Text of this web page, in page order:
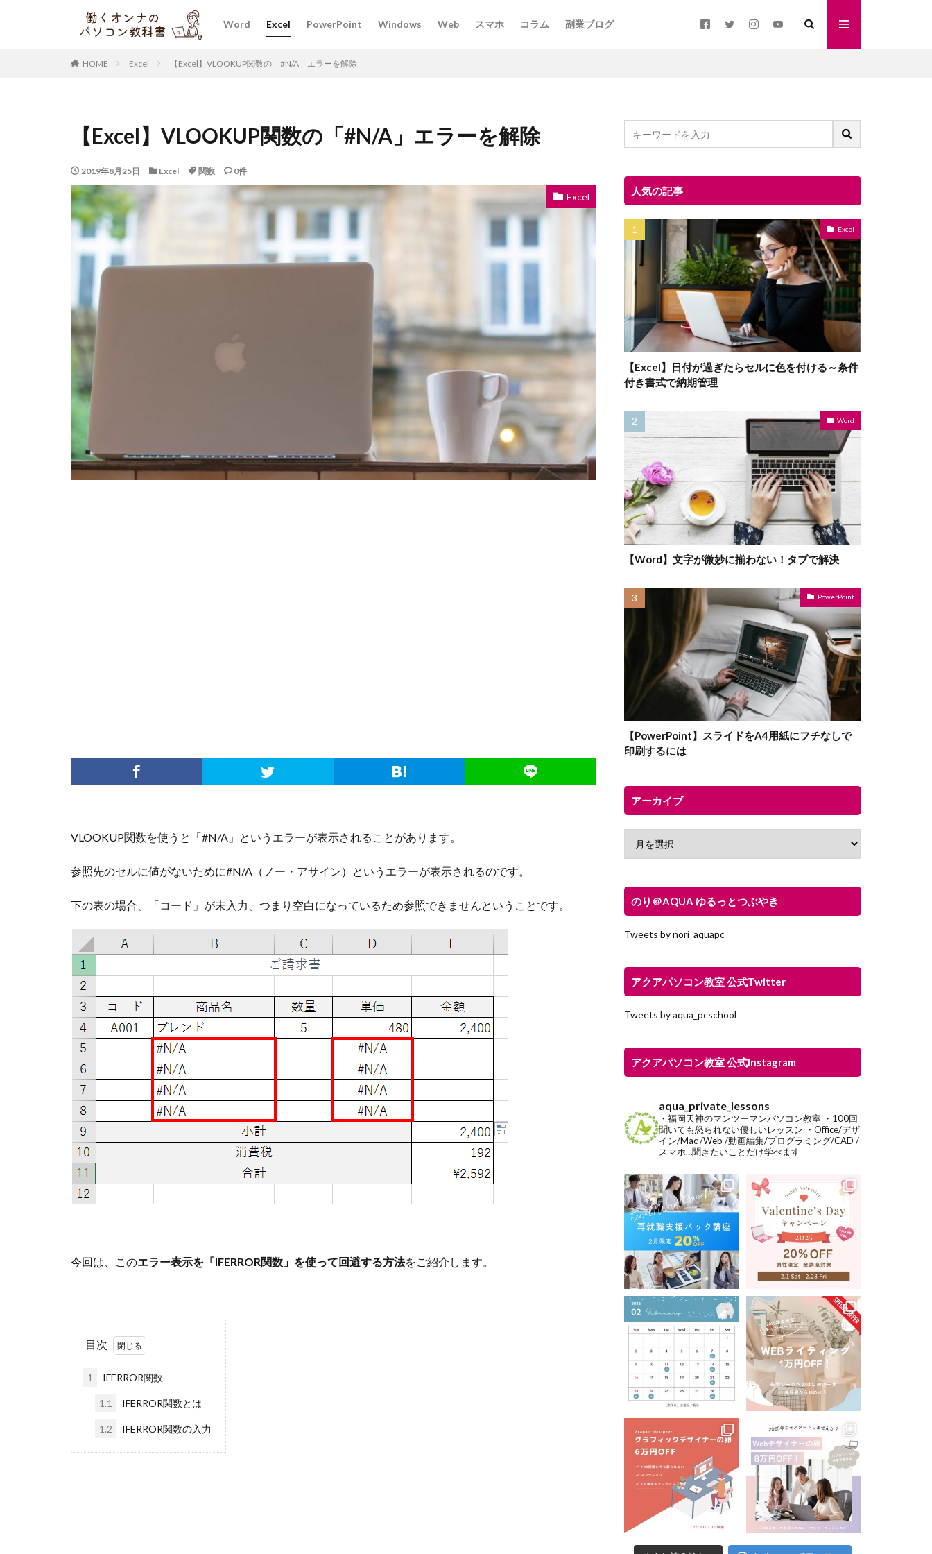
Word Excel PowerPoint Windows Web スマホ コラム 副業ブログ
HOME Excel 【Excel】VLOOKUP関数の「#N/A」エラーを解除
【Excel】VLOOKUP関数の「#N/A」エラーを解除
2019年8月25日 Excel 関数 0件
Excel
VLOOKUP関数を使うと「#N/A」というエラーが表示されることがあります。
参照先のセルに値がないために#N/A（ノー・アサイン）というエラーが表示されるのです。
下の表の場合、「コード」が未入力、つまり空白になっているため参照できませんということです。
今回は、このエラー表示を「IFERROR関数」を使って回避する方法をご紹介します。
目次
1 IFERROR関数
1.1 IFERROR関数とは
1.2 IFERROR関数の入力
人気の記事
Excel
【Excel】日付が過ぎたらセルに色を付ける～条件
付き書式で納期管理
Word
【Word】文字が微妙に揃わない！タブで解決
PowerPoint
【PowerPoint】スライドをA4用紙にフチなしで
印刷するには
アーカイブ
のり＠AQUA ゆるっとつぶやき
Tweets by nori_aquapc
アクアパソコン教室 公式Twitter
Tweets by aqua_pcschool
アクアパソコン教室 公式Instagram
aqua_private_lessons
・福岡天神のマンツーマンパソコン教室 ・100回
聞いても怒られない優しいレッスン ・Office/デザ
イン/Mac /Web /動画編集/プログラミング/CAD /
スマホ…聞きたいことだけ学べます